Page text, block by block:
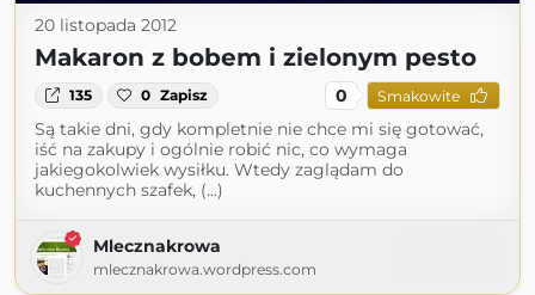
20 listopada 2012
Makaron z bobem i zielonym pesto
135 0 Zapisz 0 Smakowite
Są takie dni, gdy kompletnie nie chce mi się gotować,
iść na zakupy i ogólnie robić nic, co wymaga
jakiegokolwiek wysiłku. Wtedy zaglądam do
kuchennych szafek, (...)
Mlecznakrowa
mlecznakrowa.wordpress.com